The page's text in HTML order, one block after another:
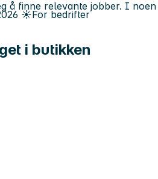
☀️For bedrifter
i butikken
å finne relevante jobber. I